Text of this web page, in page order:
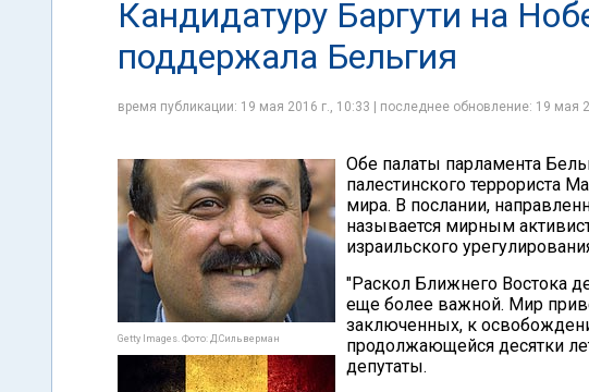
Кандидатуру Баргути на
поддержала Бельгия
время публикации: 19 мая 2016 г., 10:33 | последнее обновление: 19 мая
Getty Images. Фото: Д.Сильверман
Обе палаты парламента
палестинского террориста
мира. В послании,
называется мирным
израильского
"Раскол Ближнего Востока
еще более важной. Мир
заключенных, к
продолжающейся десятки
депутаты.